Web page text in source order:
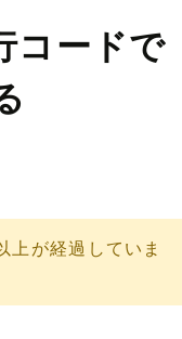
コードで
上が経過していま